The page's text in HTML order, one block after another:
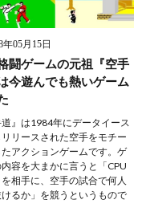
年05月15日
闘ゲームの元祖『空手
今遊んでも熱いゲーム
道』は1984年にデータイース
リリースされた空手をモチー
アクションゲームです。ゲ
容を大まかに言うと「CPU
相手に、空手の試合で何人
るか」を競うというもので